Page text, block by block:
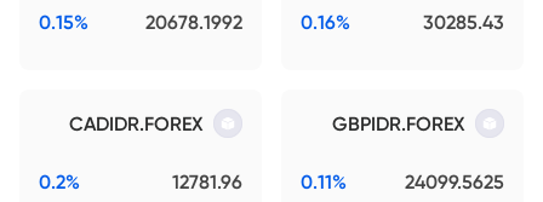
30285.43
0.16%
20678.1992
0.15%
GBPIDR.FOREX
24099.5625
0.11%
CADIDR.FOREX
12781.96
0.2%